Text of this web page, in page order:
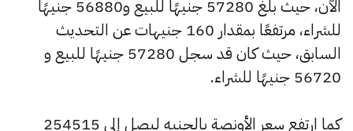
الآن، حيث بلغ 57280 جنيهًا للبيع و56880 جنيهًا
للشراء، مرتفعًا بمقدار 160 جنيهات عن التحديث
السابق، حيث كان قد سجل 57280 جنيهًا للبيع و
56720 جنيهًا للشراء.
كما ارتفع سعر الأونصة بالجنيه ليصل إلى 254515